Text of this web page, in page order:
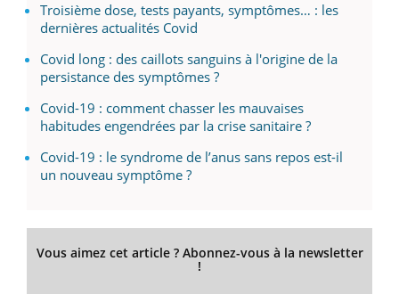
Troisième dose, tests payants, symptômes… : les
dernières actualités Covid
Covid long : des caillots sanguins à l'origine de la
persistance des symptômes ?
Covid-19 : comment chasser les mauvaises
habitudes engendrées par la crise sanitaire ?
Covid-19 : le syndrome de l’anus sans repos est-il
un nouveau symptôme ?
Vous aimez cet article ? Abonnez-vous à la newsletter
!